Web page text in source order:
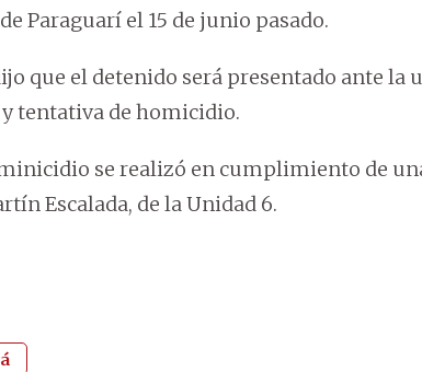
Paraguarí el 15 de junio pasado.
que el detenido será presentado ante la
tentativa de homicidio.
se realizó en cumplimiento de
Escalada, de la Unidad 6.